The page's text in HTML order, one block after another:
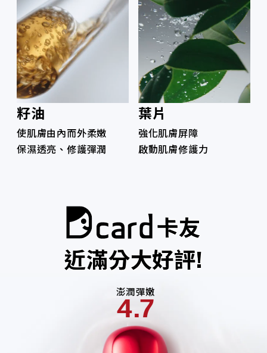
籽油
使肌膚由內而外柔嫩
保濕透亮、修護彈潤
葉片
強化肌膚屏障
啟動肌膚修護力
卡友
近滿分大好評!
澎潤彈嫩
4.7